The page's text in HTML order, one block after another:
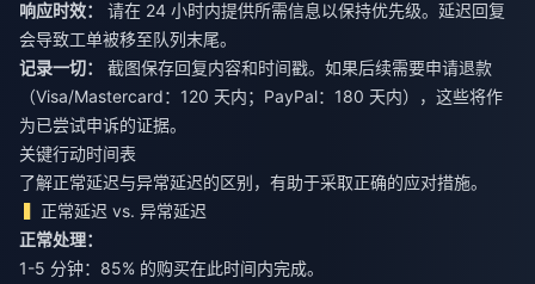
响应时效：
请在 24 小时内提供所需信息以保持优先级。延迟回复
会导致工单被移至队列末尾。
记录一切：
截图保存回复内容和时间戳。如果后续需要申请退款
（Visa/Mastercard：120 天内；PayPal：180 天内），这些将作
为已尝试申诉的证据。
关键行动时间表
了解正常延迟与异常延迟的区别，有助于采取正确的应对措施。
正常延迟 vs. 异常延迟
正常处理：
1-5 分钟：85% 的购买在此时间内完成。